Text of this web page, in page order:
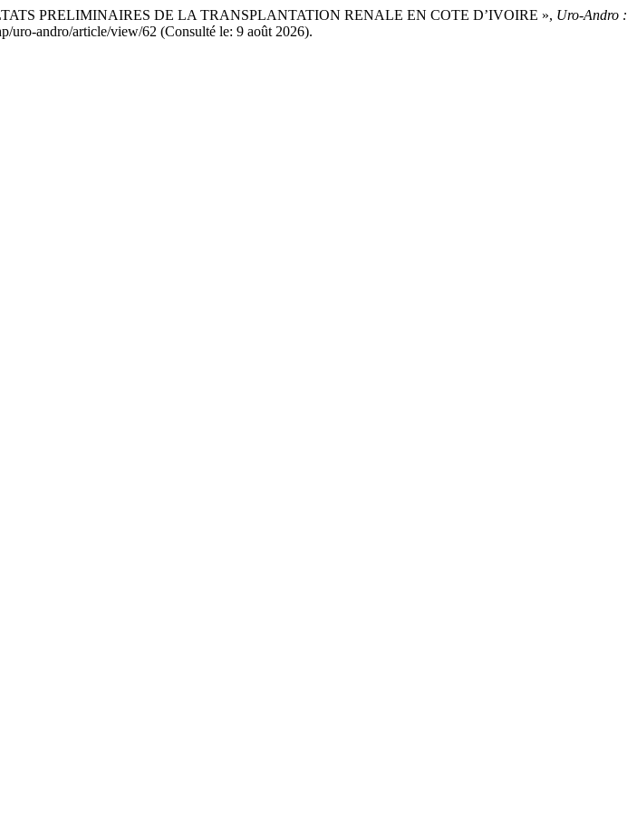
PRELIMINAIRES DE LA TRANSPLANTATION RENALE EN COTE D’IVOIRE », Uro-Andro :
uro-andro/article/view/62 (Consulté le: 9 août 2026).